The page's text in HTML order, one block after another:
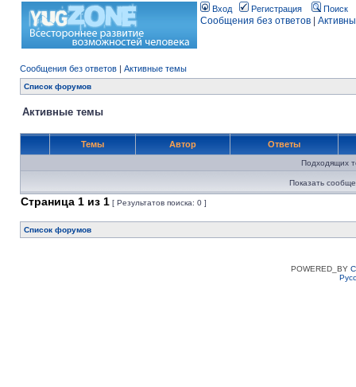
Вход Регистрация Поиск
Сообщения без ответов
Сообщения без ответов | Активные темы
Список форумов
Активные темы
Темы Автор Ответы
Подходящих
Показать
Страница 1 из 1 [ Результатов поиска: 0 ]
Список форумов
POWERED_BY